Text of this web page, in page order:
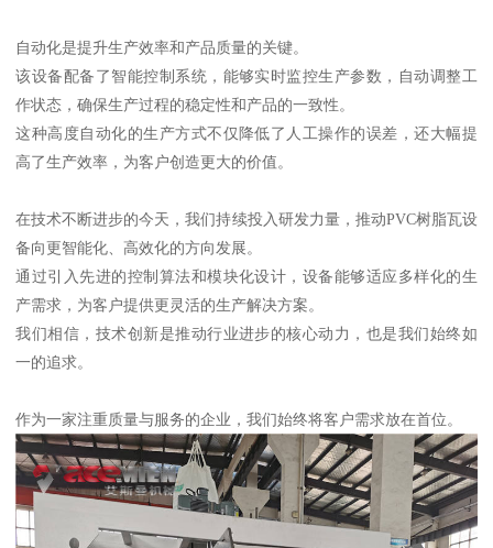
自动化是提升生产效率和产品质量的关键。
该设备配备了智能控制系统，能够实时监控生产参数，自动调整工
作状态，确保生产过程的稳定性和产品的一致性。
这种高度自动化的生产方式不仅降低了人工操作的误差，还大幅提
高了生产效率，为客户创造更大的价值。
在技术不断进步的今天，我们持续投入研发力量，推动PVC树脂瓦设
备向更智能化、高效化的方向发展。
通过引入先进的控制算法和模块化设计，设备能够适应多样化的生
产需求，为客户提供更灵活的生产解决方案。
我们相信，技术创新是推动行业进步的核心动力，也是我们始终如
一的追求。
作为一家注重质量与服务的企业，我们始终将客户需求放在首位。